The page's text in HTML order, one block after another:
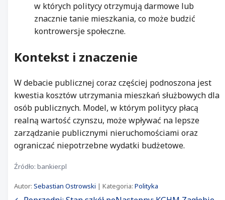
w których politycy otrzymują darmowe lub
znacznie tanie mieszkania, co może budzić
kontrowersje społeczne.
Kontekst i znaczenie
W debacie publicznej coraz częściej podnoszona jest
kwestia kosztów utrzymania mieszkań służbowych dla
osób publicznych. Model, w którym politycy płacą
realną wartość czynszu, może wpływać na lepsze
zarządzanie publicznymi nieruchomościami oraz
ograniczać niepotrzebne wydatki budżetowe.
Źródło: bankier.pl
Autor: Sebastian Ostrowski | Kategoria: Polityka